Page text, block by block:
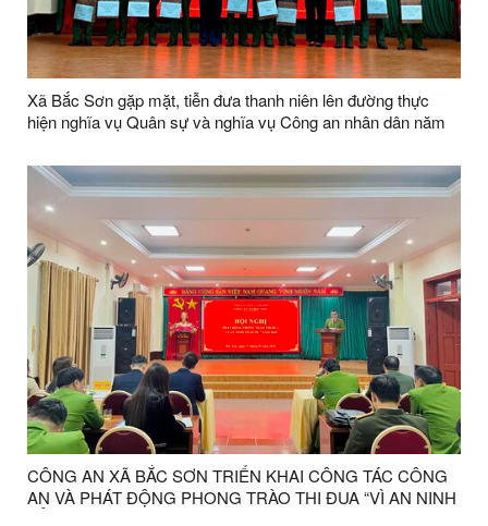
Xã Bắc Sơn gặp mặt, tiễn đưa thanh niên lên đường thực
hiện nghĩa vụ Quân sự và nghĩa vụ Công an nhân dân năm
CÔNG AN XÃ BẮC SƠN TRIỂN KHAI CÔNG TÁC CÔNG
AN VÀ PHÁT ĐỘNG PHONG TRÀO THI ĐUA “VÌ AN NINH